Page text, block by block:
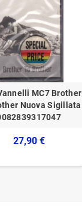
‎MC7 Brother
Nuova Sigillata
27,90 €